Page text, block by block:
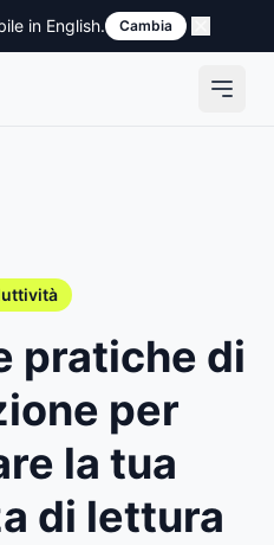
in English. Cambia
pratiche di
per
la tua
di lettura